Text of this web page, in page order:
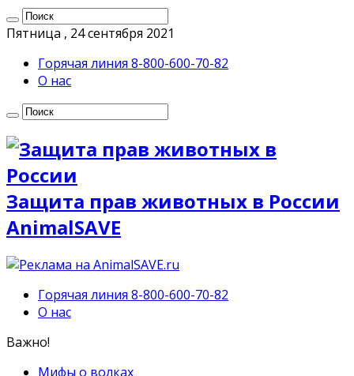
Пятница , 24 сентября 2021
Горячая линия 8-800-600-70-82
О нас
Защита прав животных в России
AnimalSAVE
Горячая линия 8-800-600-70-82
О нас
Важно!
Мифы о волках